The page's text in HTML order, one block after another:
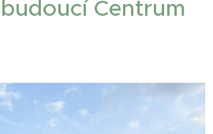
Centrum